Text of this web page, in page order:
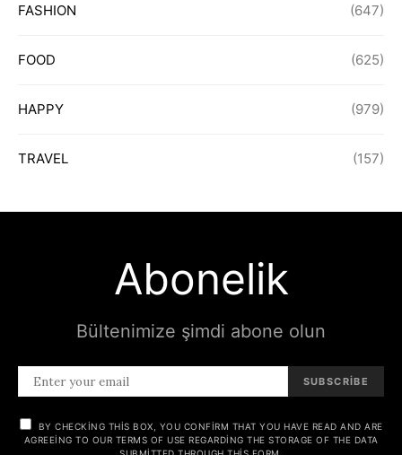
FASHION (647)
FOOD (625)
HAPPY (979)
TRAVEL (157)
Abonelik
Bültenimize şimdi abone olun
SUBSCRIBE
BY CHECKING THIS BOX, YOU CONFIRM THAT YOU HAVE READ AND ARE
AGREEING TO OUR TERMS OF USE REGARDING THE STORAGE OF THE DATA